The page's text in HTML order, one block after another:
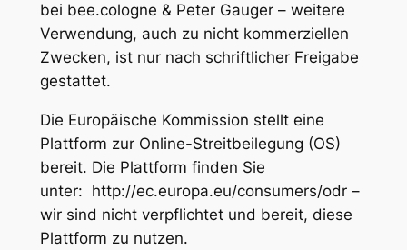
bei bee.cologne & Peter Gauger – weitere
Verwendung, auch zu nicht kommerziellen
Zwecken, ist nur nach schriftlicher Freigabe
gestattet.
Die Europäische Kommission stellt eine
Plattform zur Online-Streitbeilegung (OS)
bereit. Die Plattform finden Sie
unter: http://ec.europa.eu/consumers/odr –
wir sind nicht verpflichtet und bereit, diese
Plattform zu nutzen.